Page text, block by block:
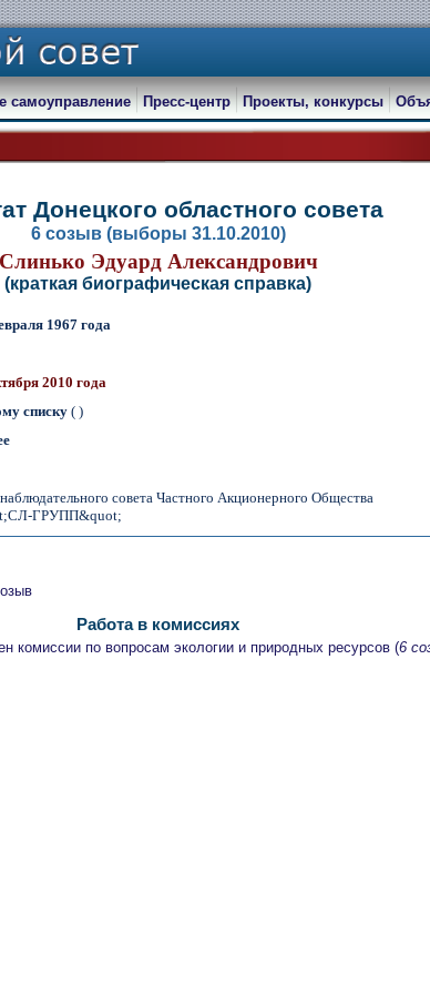
самоуправление Пресс-центр Проекты, конкурсы
Донецкого областного совета
6 созыв (выборы 31.10.2010)
Слинько Эдуард Александрович
(краткая биографическая справка)
1967 года
2010 года
списку( )
совета Частного Акционерного Общества
ГРУПП&quot;
Работа в комиссиях
комиссии по вопросам экологии и природных ресурсов (6